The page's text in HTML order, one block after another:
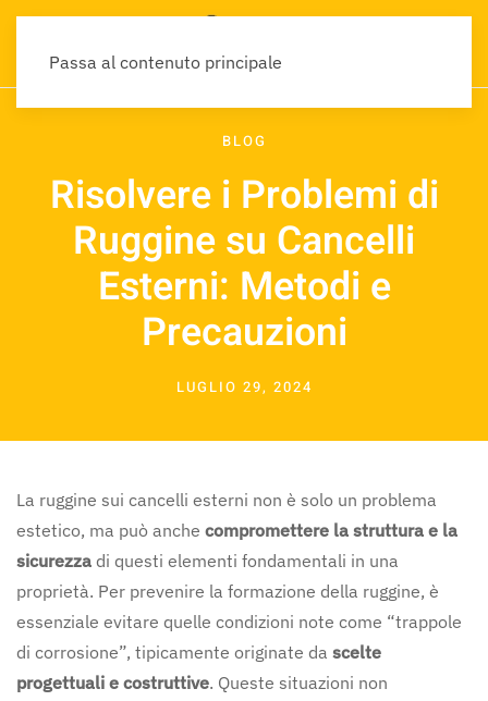
Passa al contenuto principale
BLOG
Risolvere i Problemi di
Ruggine su Cancelli
Esterni: Metodi e
Precauzioni
LUGLIO 29, 2024
La ruggine sui cancelli esterni non è solo un problema
estetico, ma può anche compromettere la struttura e la
sicurezza di questi elementi fondamentali in una
proprietà. Per prevenire la formazione della ruggine, è
essenziale evitare quelle condizioni note come “trappole
di corrosione”, tipicamente originate da scelte
progettuali e costruttive. Queste situazioni non